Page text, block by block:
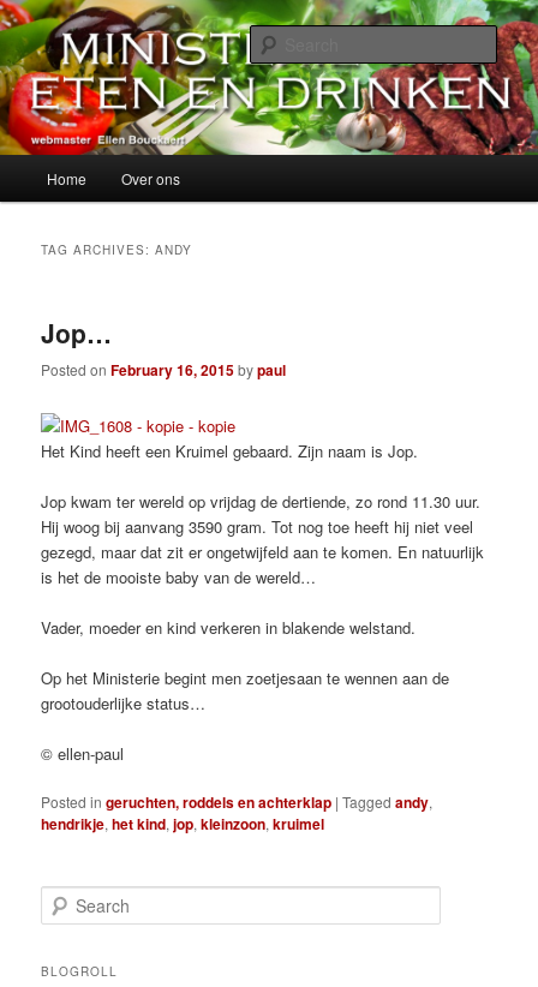
Skip
to
primary
content
Skip
to
secondary
contentMinisterie van Eten en Drinken
alles over eten, drinken en andere genoegens…
Home Over ons
TAG ARCHIVES:ANDY
Jop…
Posted onFebruary 16, 2015bypaul
Het Kind heeft een Kruimel gebaard. Zijn naam is Jop.
Jop kwam ter wereld op vrijdag de dertiende, zo rond 11.30 uur.
Hij woog bij aanvang 3590 gram. Tot nog toe heeft hij niet veel
gezegd, maar dat zit er ongetwijfeld aan te komen. En natuurlijk
is het de mooiste baby van de wereld…
Vader, moeder en kind verkeren in blakende welstand.
Op het Ministerie begint men zoetjesaan te wennen aan de
grootouderlijke status…
© ellen-paul
Posted in geruchten, roddels en achterklap |Tagged andy,
hendrikje,het kind,jop,kleinzoon,kruimel
e
rBLOGROLL